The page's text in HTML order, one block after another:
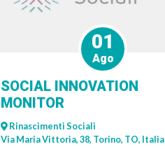
01
Ago
SOCIAL INNOVATION
MONITOR
Rinascimenti Sociali
Via Maria Vittoria, 38, Torino, TO, Italia